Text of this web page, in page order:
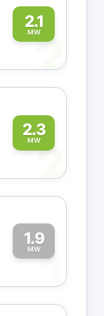
2.1
MW2
2.3
MW
2
1.9
MW1